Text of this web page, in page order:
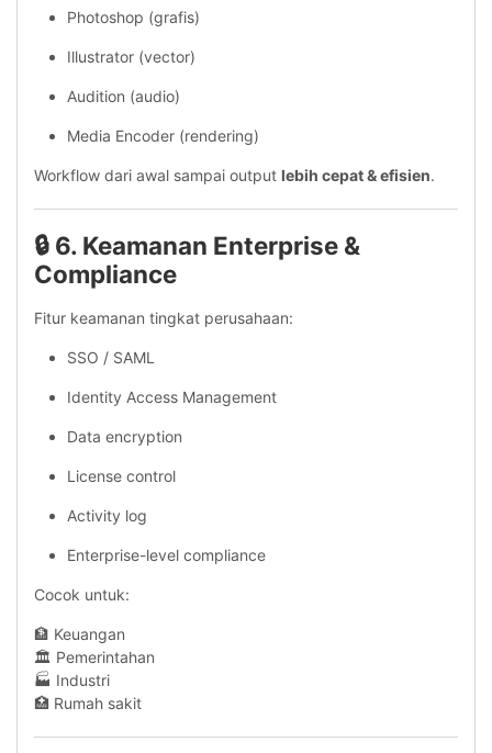
Photoshop (grafis)
Illustrator (vector)
Audition (audio)
Media Encoder (rendering)
Workflow dari awal sampai output lebih cepat & efisien.
🔒 6. Keamanan Enterprise &
Compliance
Fitur keamanan tingkat perusahaan:
SSO / SAML
Identity Access Management
Data encryption
License control
Activity log
Enterprise-level compliance
Cocok untuk:
🏦 Keuangan
🏛 Pemerintahan
🏭 Industri
🏥 Rumah sakit